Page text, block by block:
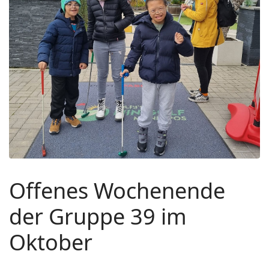
Offenes Wochenende
der Gruppe 39 im
Oktober